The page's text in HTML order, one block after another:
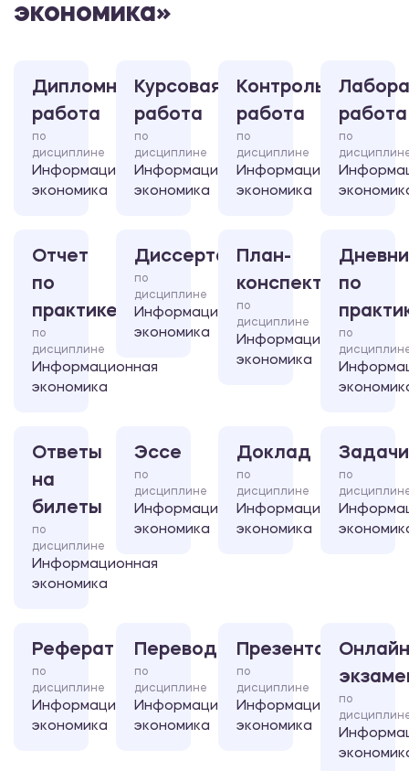
экономика»
Дипломная
работа
по
дисциплине
Информационная
экономика
Курсовая
работа
по
дисциплине
Информационная
экономика
Контрольная
работа
по
дисциплине
Информационная
экономика
работа
по
Отчет
по
практике
по
дисциплине
Информационная
экономика
Диссертация
по
дисциплине
Информационная
экономика
План-
конспект
по
дисциплине
Информационная
экономика
по
по
Ответы
на
билеты
по
дисциплине
Информационная
экономика
Эссе
по
дисциплине
Информационная
экономика
Доклад
по
дисциплине
Информационная
экономика
Задачи
по
Реферат
по
дисциплине
Информационная
экономика
Перевод
по
дисциплине
Информационная
экономика
Презентация
по
дисциплине
Информационная
экономика
по